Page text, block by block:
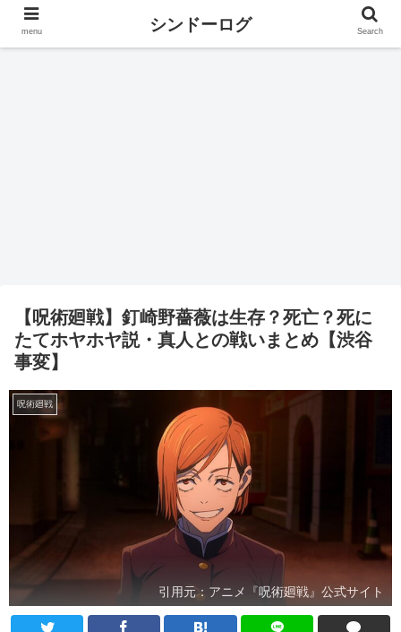
【呪術廻戦】釘崎野薔薇は生存？死亡？死に
たてホヤホヤ説・真人との戦いまとめ【渋谷
事変】
呪術廻戦
引用元：アニメ『呪術廻戦』公式サイト
menu シンドーログ Search